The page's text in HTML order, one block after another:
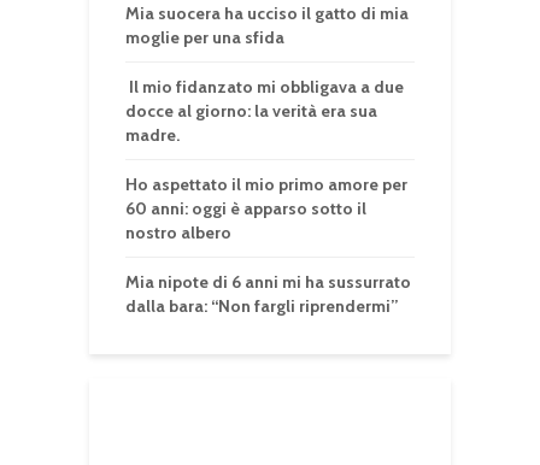
Mia suocera ha ucciso il gatto di mia
moglie per una sfida
Il mio fidanzato mi obbligava a due
docce al giorno: la verità era sua
madre.
Ho aspettato il mio primo amore per
60 anni: oggi è apparso sotto il
nostro albero
Mia nipote di 6 anni mi ha sussurrato
dalla bara: “Non fargli riprendermi”